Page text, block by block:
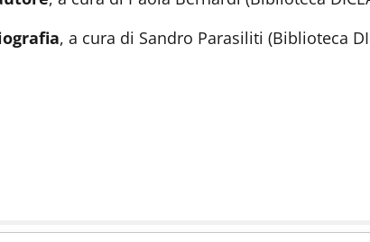
, a cura di Sandro Parasiliti (Biblioteca